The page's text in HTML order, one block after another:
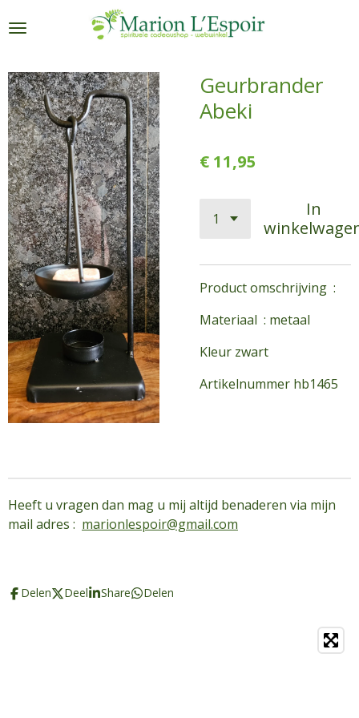
direct
de
hoofdinhoud
Geurbrander
Abeki
€ 11,95
In
Product omschrijving :
Materiaal : metaal
Kleur zwart
Artikelnummer hb1465
Heeft u vragen dan mag u mij altijd benaderen via mijn
mail adres : marionlespoir@gmail.com
Delen Deel Share Delen